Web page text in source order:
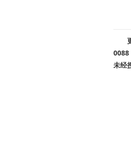
0088
未经